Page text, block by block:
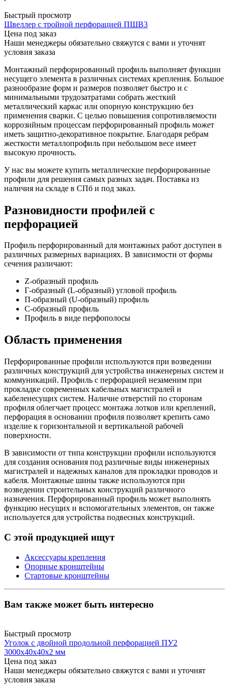
Быстрый просмотр
Швеллер с тройной перфорацией ПШВ3
Цена под заказ
Наши менеджеры обязательно свяжутся с вами и уточнят
условия заказа
Монтажный перфорированный профиль выполняет функции
несущего элемента в различных системах крепления. Большое
разнообразие форм и размеров позволяет быстро и с
минимальными трудозатратами собрать жесткий
металлический каркас или опорную конструкцию без
применения сварки. С целью повышения сопротивляемости
коррозийным процессам перфорированный профиль может
иметь защитно-декоративное покрытие. Благодаря ребрам
жесткости металлопрофиль при небольшом весе имеет
высокую прочность.
У нас вы можете купить металлические перфорированные
профили для решения самых разных задач. Поставка из
наличия на складе в СПб и под заказ.
Разновидности профилей с
перфорацией
Профиль перфорированный для монтажных работ доступен в
различных размерных вариациях. В зависимости от формы
сечения различают:
Z-образный профиль
Г-образный (L-образный) угловой профиль
П-образный (U-образный) профиль
С-образный профиль
Профиль в виде перфополосы
Область применения
Перфорированные профили используются при возведении
различных конструкций для устройства инженерных систем и
коммуникаций. Профиль с перфорацией незаменим при
прокладке современных кабельных магистралей и
кабеленесущих систем. Наличие отверстий по сторонам
профиля облегчает процесс монтажа лотков или креплений,
перфорация в основании профиля позволяет крепить само
изделие к горизонтальной и вертикальной рабочей
поверхности.
В зависимости от типа конструкции профили используются
для создания основания под различные виды инженерных
магистралей и надежных каналов для прокладки проводов и
кабеля. Монтажные шины также используются при
возведении строительных конструкций различного
назначения. Перфорированный профиль может выполнять
функцию несущих и вспомогательных элементов, он также
используется для устройства подвесных конструкций.
С этой продукцией ищут
Аксессуары крепления
Опорные кронштейны
Стартовые кронштейны
Вам также может быть интересно
Быстрый просмотр
Уголок с двойной продольной перфорацией ПУ2
3000x40x40x2 мм
Цена под заказ
Наши менеджеры обязательно свяжутся с вами и уточнят
условия заказа